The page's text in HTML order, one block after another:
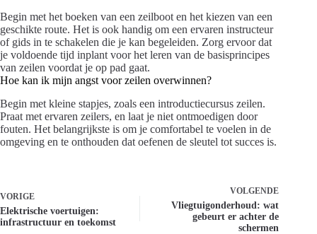
Begin met het boeken van een zeilboot en het kiezen van een
geschikte route. Het is ook handig om een ervaren instructeur
of gids in te schakelen die je kan begeleiden. Zorg ervoor dat
je voldoende tijd inplant voor het leren van de basisprincipes
van zeilen voordat je op pad gaat.
Hoe kan ik mijn angst voor zeilen overwinnen?
Begin met kleine stapjes, zoals een introductiecursus zeilen.
Praat met ervaren zeilers, en laat je niet ontmoedigen door
fouten. Het belangrijkste is om je comfortabel te voelen in de
omgeving en te onthouden dat oefenen de sleutel tot succes is.
VORIGE
Elektrische voertuigen:
infrastructuur en toekomst
VOLGENDE
Vliegtuigonderhoud: wat
gebeurt er achter de
schermen